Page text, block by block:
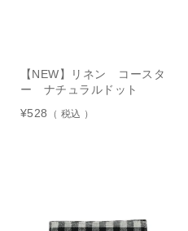
【NEW】リネン コースタ
ー ナチュラルドット
¥528 税込